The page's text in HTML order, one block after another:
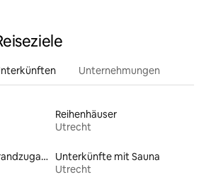
Unternehmungen
Reihenhäuser
Utrecht
Unterkünfte mit Strandzugang
Unterkünfte mit Sauna
Utrecht